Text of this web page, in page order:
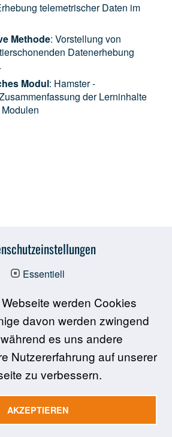
telemetrischer Daten im
Methode: Vorstellung von
Datenerhebung
Modul: Hamster -
der Lerninhalte
Essentiell
werden Cookies
davon werden zwingend
es uns andere
Nutzererfahrung auf unserer
zu verbessern.
AKZEPTIEREN
& Partner